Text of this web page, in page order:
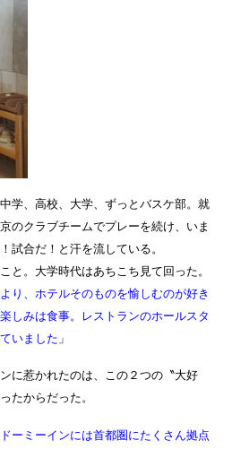
学、高校、大学、ずっとバスケ部。就
のクラブチームでプレーを続け、いま
試合だ！と汗を流している。
と。大学時代はあちこち見て回った。
り、ホテルそのものを愉しむのが好き
しみは食事。レストランのホールスタ
いました 」
に惹かれたのは、この２つの〝大好
たからだった。
ーミーインには首都圏にたくさん拠点